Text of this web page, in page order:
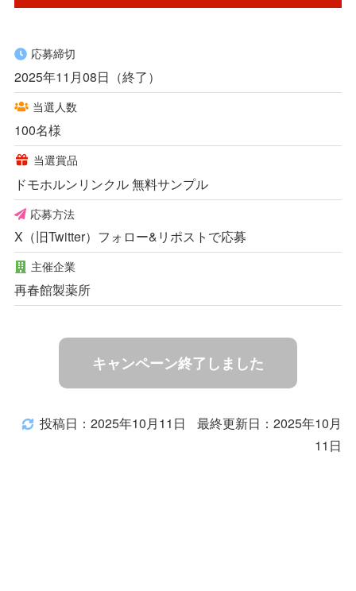
応募締切
2025年11月08日（終了）
当選人数
100名様
当選賞品
ドモホルンリンクル 無料サンプル
応募方法
X（旧Twitter）フォロー&リポストで応募
主催企業
再春館製薬所
キャンペーン終了しました
投稿日：2025年10月11日
最終更新日：2025年10月
11日